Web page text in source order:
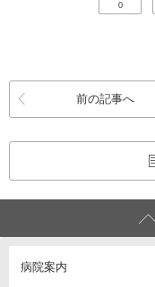
0
前の記事へ
病院案内